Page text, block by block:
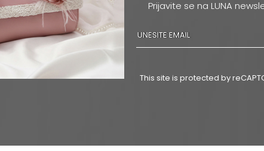
Prijavite se na LUNA
This site is protected by